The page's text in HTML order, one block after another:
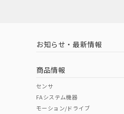
中国 RoHS 注意事項・凡例
中国 RoHS表
Pb Hg
お知らせ・最新情報
商品情報
センサ
FAシステム機器
モーション/ドライブ